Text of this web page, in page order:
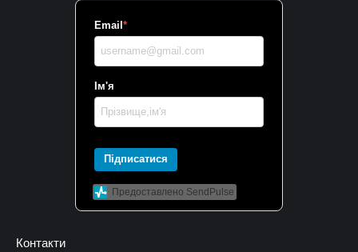
Email*
Ім'я
Підписатися
Предоставлено SendPulse
Контакти